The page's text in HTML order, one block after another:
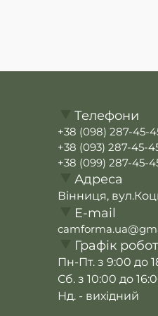
Телефони
+38 (098) 287-45-
+38 (093) 287-45-
+38 (099) 287-45-
Адреса
Вінниця,
E-mail
Графік
Пн-Пт. з 9:00 до
Сб. з 10:00 до
Нд. - вихідний